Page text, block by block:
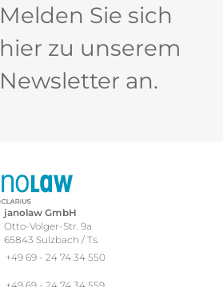
Melden Sie sich
hier zu unserem
Newsletter an.
janolaw GmbH
Otto-Volger-Str. 9a
65843 Sulzbach / Ts.
+49 69 - 24 74 34 550